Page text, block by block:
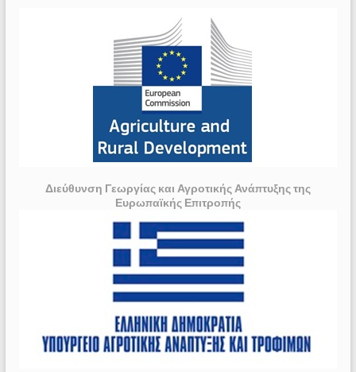
Διεύθυνση Γεωργίας και Αγροτικής Ανάπτυξης της
Ευρωπαϊκής Επιτροπής